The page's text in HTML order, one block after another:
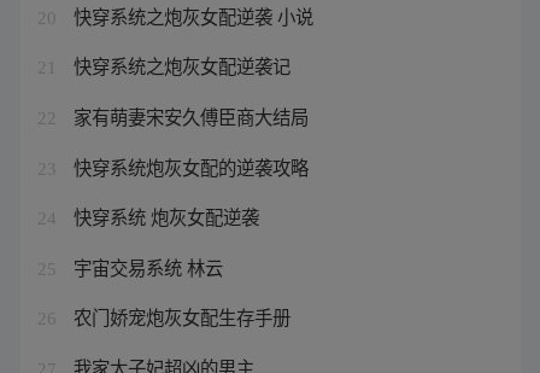
20 快穿系统之炮灰女配逆袭 小说
21 快穿系统之炮灰女配逆袭记
22 家有萌妻宋安久傅臣商大结局
23 快穿系统炮灰女配的逆袭攻略
24 快穿系统 炮灰女配逆袭
25 宇宙交易系统 林云
26 农门娇宠炮灰女配生存手册
27 我家太子妃超凶的男主